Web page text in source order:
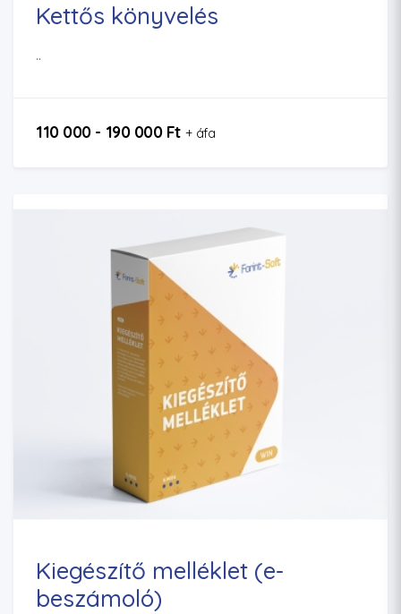
Kettős könyvelés
..
110 000 - 190 000 Ft + áfa
Kiegészítő melléklet (e-
beszámoló)